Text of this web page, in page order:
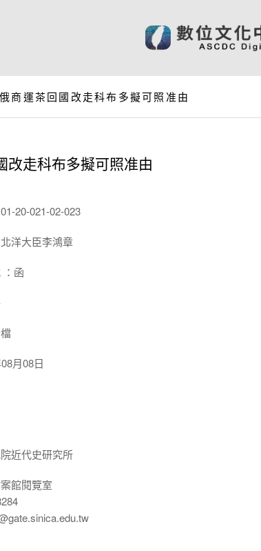
商運茶回國改走科布多擬可照准由
改走科布多擬可照准由
20-021-02-023
洋大臣李鴻章
：函
月08日
近代史研究所
館閱覽室